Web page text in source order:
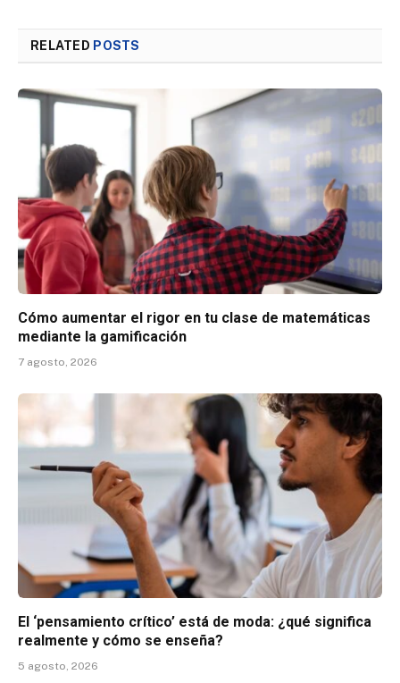
RELATED POSTS
Cómo aumentar el rigor en tu clase de matemáticas
mediante la gamificación
7 agosto, 2026
El ‘pensamiento crítico’ está de moda: ¿qué significa
realmente y cómo se enseña?
5 agosto, 2026